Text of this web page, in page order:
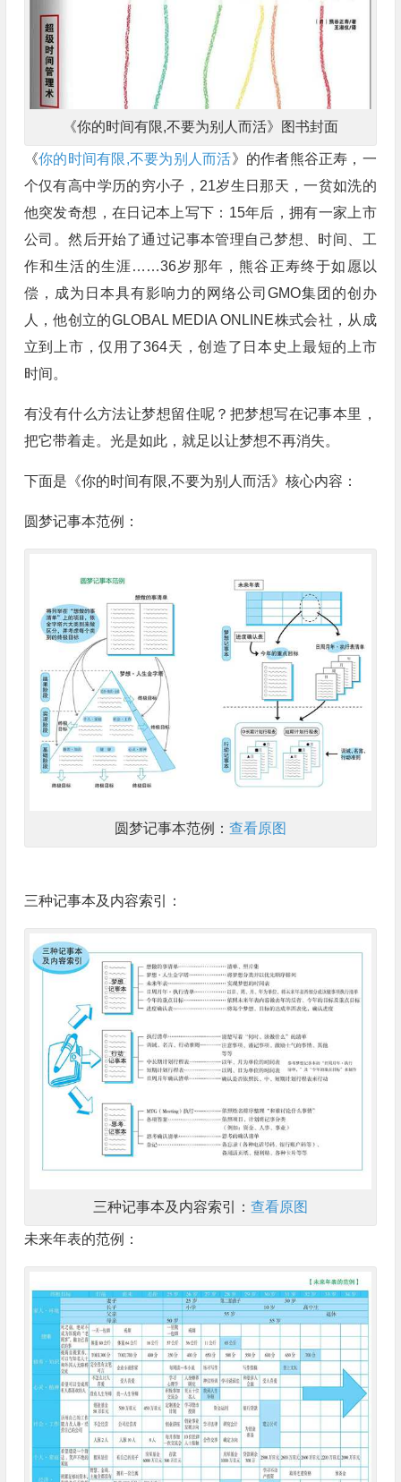
《你的时间有限,不要为别人而活》图书封面
《你的时间有限,不要为别人而活》的作者熊谷正寿，一
个仅有高中学历的穷小子，21岁生日那天，一贫如洗的
他突发奇想，在日记本上写下：15年后，拥有一家上市
公司。然后开始了通过记事本管理自己梦想、时间、工
作和生活的生涯……36岁那年，熊谷正寿终于如愿以
偿，成为日本具有影响力的网络公司GMO集团的创办
人，他创立的GLOBAL MEDIA ONLINE株式会社，从成
立到上市，仅用了364天，创造了日本史上最短的上市
时间。
有没有什么方法让梦想留住呢？把梦想写在记事本里，
把它带着走。光是如此，就足以让梦想不再消失。
下面是《你的时间有限,不要为别人而活》核心内容：
圆梦记事本范例：
圆梦记事本范例： 查看原图
三种记事本及内容索引：
三种记事本及内容索引： 查看原图
未来年表的范例：